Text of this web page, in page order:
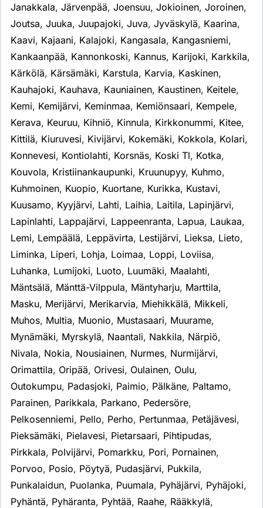
Janakkala, Järvenpää, Joensuu, Jokioinen, Joroinen,
Joutsa, Juuka, Juupajoki, Juva, Jyväskylä, Kaarina,
Kaavi, Kajaani, Kalajoki, Kangasala, Kangasniemi,
Kankaanpää, Kannonkoski, Kannus, Karijoki, Karkkila,
Kärkölä, Kärsämäki, Karstula, Karvia, Kaskinen,
Kauhajoki, Kauhava, Kauniainen, Kaustinen, Keitele,
Kemi, Kemijärvi, Keminmaa, Kemiönsaari, Kempele,
Kerava, Keuruu, Kihniö, Kinnula, Kirkkonummi, Kitee,
Kittilä, Kiuruvesi, Kivijärvi, Kokemäki, Kokkola, Kolari,
Konnevesi, Kontiolahti, Korsnäs, Koski Tl, Kotka,
Kouvola, Kristiinankaupunki, Kruunupyy, Kuhmo,
Kuhmoinen, Kuopio, Kuortane, Kurikka, Kustavi,
Kuusamo, Kyyjärvi, Lahti, Laihia, Laitila, Lapinjärvi,
Lapinlahti, Lappajärvi, Lappeenranta, Lapua, Laukaa,
Lemi, Lempäälä, Leppävirta, Lestijärvi, Lieksa, Lieto,
Liminka, Liperi, Lohja, Loimaa, Loppi, Loviisa,
Luhanka, Lumijoki, Luoto, Luumäki, Maalahti,
Mäntsälä, Mänttä-Vilppula, Mäntyharju, Marttila,
Masku, Merijärvi, Merikarvia, Miehikkälä, Mikkeli,
Muhos, Multia, Muonio, Mustasaari, Muurame,
Mynämäki, Myrskylä, Naantali, Nakkila, Närpiö,
Nivala, Nokia, Nousiainen, Nurmes, Nurmijärvi,
Orimattila, Oripää, Orivesi, Oulainen, Oulu,
Outokumpu, Padasjoki, Paimio, Pälkäne, Paltamo,
Parainen, Parikkala, Parkano, Pedersöre,
Pelkosenniemi, Pello, Perho, Pertunmaa, Petäjävesi,
Pieksämäki, Pielavesi, Pietarsaari, Pihtipudas,
Pirkkala, Polvijärvi, Pomarkku, Pori, Pornainen,
Porvoo, Posio, Pöytyä, Pudasjärvi, Pukkila,
Punkalaidun, Puolanka, Puumala, Pyhäjärvi, Pyhäjoki,
Pyhäntä, Pyhäranta, Pyhtää, Raahe, Rääkkylä,